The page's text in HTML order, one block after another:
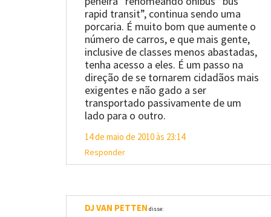
rapid transit”, continua sendo uma
porcaria. É muito bom que aumente o
número de carros, e que mais gente,
inclusive de classes menos abastadas,
tenha acesso a eles. É um passo na
direção de se tornarem cidadãos mais
exigentes e não gado a ser
transportado passivamente de um
lado para o outro.
14 de maio de 2010 às 23:14
Responder
DJ VAN PETTEN disse: